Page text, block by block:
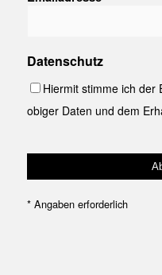
Datenschutz
Hiermit stimme ich der
obiger Daten und dem
*Angaben erforderlich